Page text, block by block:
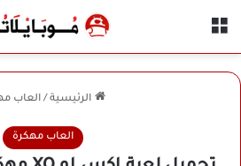
الرئيسية / العاب
العاب مهكرة